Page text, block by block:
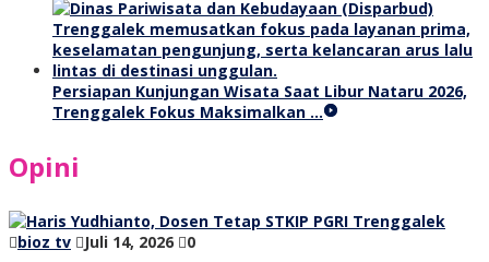
Persiapan Kunjungan Wisata Saat Libur Nataru 2026,
Trenggalek Fokus Maksimalkan …
Opini
bioz tv Juli 14, 2026 0